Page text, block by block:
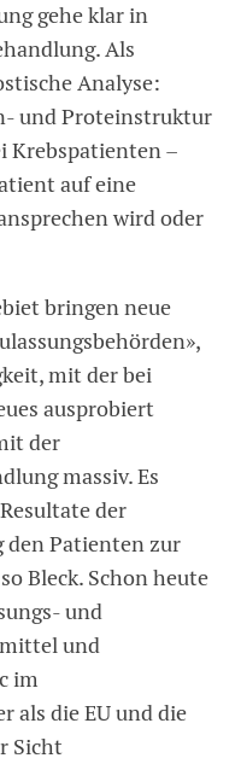
gehe klar in
Als
Analyse:
und Proteinstruktur
Krebspatienten –
auf eine
wird oder
bringen neue
mit der bei
ausprobiert
der
massiv. Es
der
den Patienten zur
Bleck. Schon heute
und
und
im
als die EU und die
Sicht